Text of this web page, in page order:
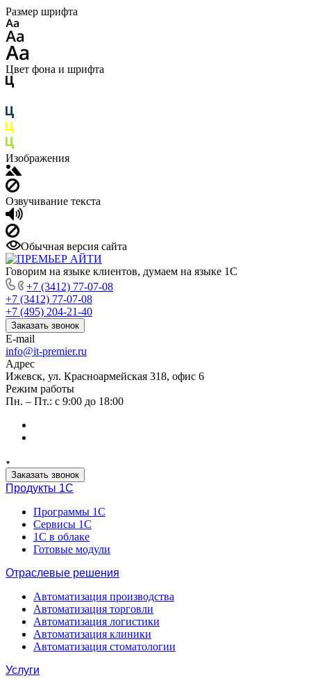
Размер шрифта
Цвет фона и шрифта
Изображения
Озвучивание текста
Обычная версия сайта
Говорим на языке клиентов, думаем на языке 1С
+7 (3412) 77-07-08
+7 (3412) 77-07-08
+7 (495) 204-21-40
Заказать звонок
E-mail
info@it-premier.ru
Адрес
Ижевск, ул. Красноармейская 318, офис 6
Режим работы
Пн. – Пт.: с 9:00 до 18:00
Заказать звонок
Продукты 1C
Программы 1С
Сервисы 1С
1С в облаке
Готовые модули
Отраслевые решения
Автоматизация производства
Автоматизация торговли
Автоматизация логистики
Автоматизация клиники
Автоматизация стоматологии
Услуги